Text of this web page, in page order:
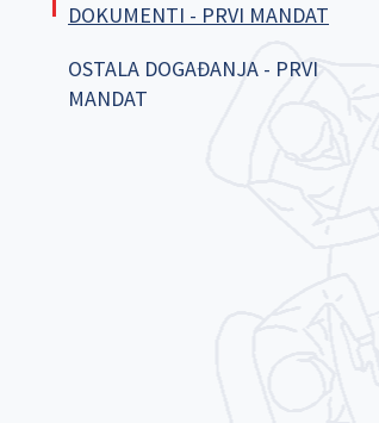
DOKUMENTI - PRVI MANDAT
OSTALA DOGAĐANJA - PRVI
MANDAT